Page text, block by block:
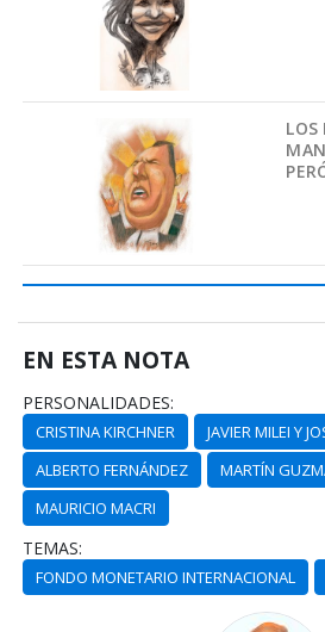
LOS
EN ESTA NOTA
PERSONALIDADES:
CRISTINA KIRCHNER
JAVIER MILEI Y
ALBERTO FERNÁNDEZ
MARTÍN
MAURICIO MACRI
TEMAS:
FONDO MONETARIO INTERNACIONAL